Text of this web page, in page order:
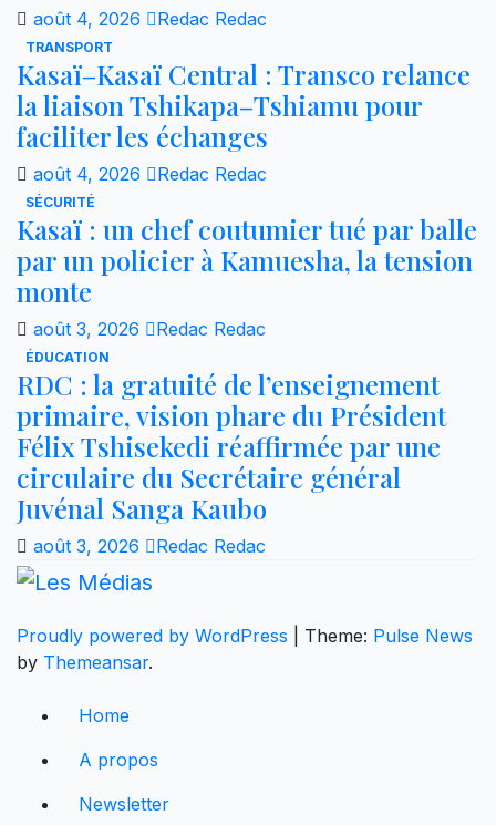
août 4, 2026 Redac Redac
TRANSPORT
Kasaï–Kasaï Central : Transco relance
la liaison Tshikapa–Tshiamu pour
faciliter les échanges
août 4, 2026 Redac Redac
SÉCURITÉ
Kasaï : un chef coutumier tué par balle
par un policier à Kamuesha, la tension
monte
août 3, 2026 Redac Redac
ÉDUCATION
RDC : la gratuité de l’enseignement
primaire, vision phare du Président
Félix Tshisekedi réaffirmée par une
circulaire du Secrétaire général
Juvénal Sanga Kaubo
août 3, 2026 Redac Redac
Proudly powered by WordPress Theme: Pulse News
by Themeansar.
Home
A propos
Newsletter